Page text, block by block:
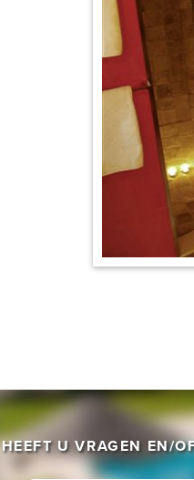
HEEFT U VRAGEN EN/